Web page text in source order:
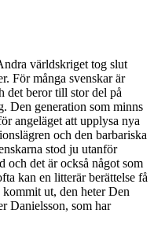
världskriget tog slut
För många svenskar är
det beror till stor del på
Den generation som minns
angeläget att upplysa nya
och den barbariska
stod ju utanför
och det är också något som
kan en litterär berättelse få
ut, den heter Den
Danielsson, som har